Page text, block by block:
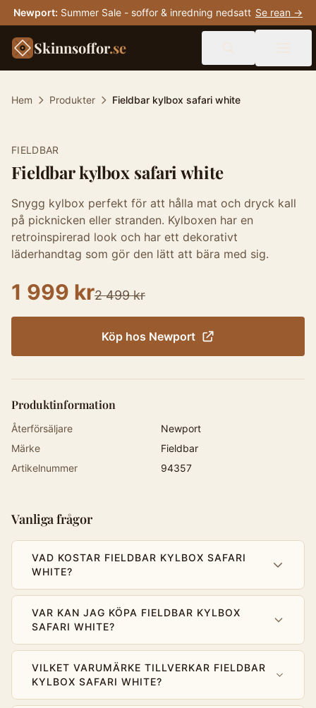
Newport: Summer Sale - soffor & inredning nedsatt Se rean →
Skinnsoffor.se
Hem Produkter Fieldbar kylbox safari white
FIELDBAR
Fieldbar kylbox safari white
Snygg kylbox perfekt för att hålla mat och dryck kall
på picknicken eller stranden. Kylboxen har en
retroinspirerad look och har ett dekorativt
läderhandtag som gör den lätt att bära med sig.
1 999 kr2 499 kr
Köp hos Newport
Produktinformation
Återförsäljare
Newport
Märke
Fieldbar
Artikelnummer
94357
Vanliga frågor
VAD KOSTAR FIELDBAR KYLBOX SAFARI
WHITE?
VAR KAN JAG KÖPA FIELDBAR KYLBOX
SAFARI WHITE?
VILKET VARUMÄRKE TILLVERKAR FIELDBAR
KYLBOX SAFARI WHITE?